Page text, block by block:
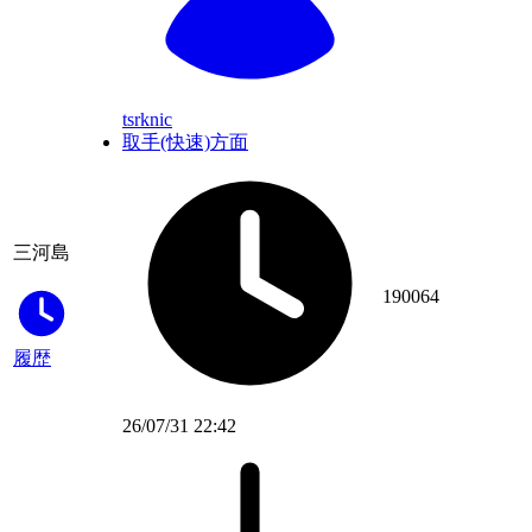
三河島
履歴
tsrknic
取手(快速)方面
26/07/31 22:42
190064